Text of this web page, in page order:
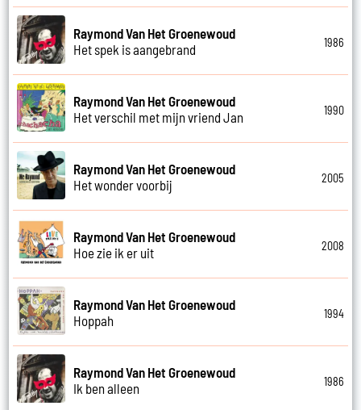
Raymond Van Het Groenewoud
Het spek is aangebrand
1986
Raymond Van Het Groenewoud
Het verschil met mijn vriend Jan
1990
Raymond Van Het Groenewoud
Het wonder voorbij
2005
Raymond Van Het Groenewoud
Hoe zie ik er uit
2008
Raymond Van Het Groenewoud
Hoppah
1994
Raymond Van Het Groenewoud
Ik ben alleen
1986